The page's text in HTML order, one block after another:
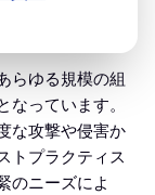
らゆる規模の組
っています。
な攻撃や侵害か
トプラクティス
のニーズによ